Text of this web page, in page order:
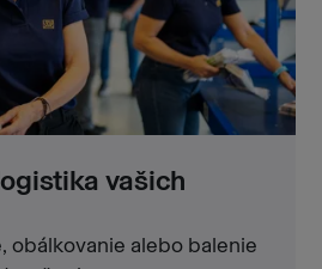
vašich
obálkovanie alebo balenie